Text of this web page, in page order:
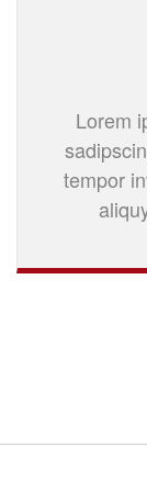
Lorem
tempor
Lorem